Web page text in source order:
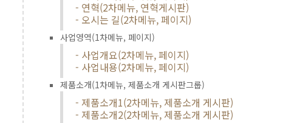
- 연혁(2차메뉴, 연혁게시판)
- 오시는 길(2차메뉴, 페이지)
사업영역(1차메뉴, 페이지)
- 사업개요(2차메뉴, 페이지)
- 사업내용(2차메뉴, 페이지)
제품소개(1차메뉴, 제품소개 게시판그룹)
- 제품소개1(2차메뉴, 제품소개 게시판)
- 제품소개2(2차메뉴, 제품소개 게시판)